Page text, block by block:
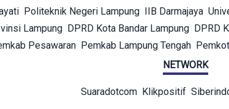
Politeknik Negeri Lampung IIB Darmajaya
Lampung DPRD Kota Bandar Lampung DPRD
Pesawaran Pemkab Lampung Tengah
NETWORK
Suaradotcom Klikpositif